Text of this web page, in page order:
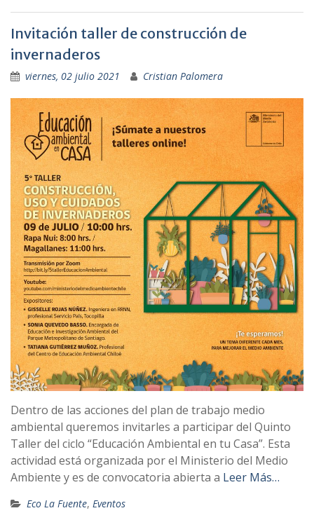
Invitación taller de construcción de
invernaderos
viernes, 02 julio 2021 Cristian Palomera
Dentro de las acciones del plan de trabajo medio
ambiental queremos invitarles a participar del Quinto
Taller del ciclo “Educación Ambiental en tu Casa”. Esta
actividad está organizada por el Ministerio del Medio
Ambiente y es de convocatoria abierta a Leer Más…
Eco La Fuente, Eventos